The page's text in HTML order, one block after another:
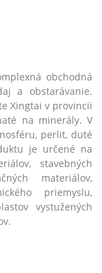
obchodná
a obstarávanie.
Xingtai v provincii
na minerály. V
perlit, duté
je určené na
stavebných
materiálov,
priemyslu,
vystužených